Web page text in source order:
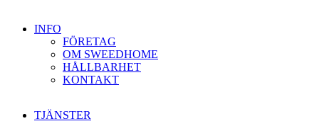
INFO
FÖRETAG
OM SWEEDHOME
HÅLLBARHET
KONTAKT
TJÄNSTER